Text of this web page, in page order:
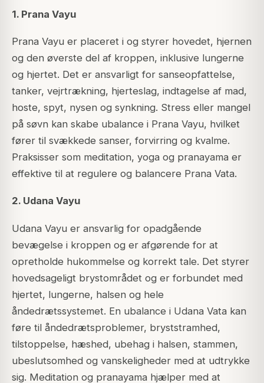
1. Prana Vayu
Prana Vayu er placeret i og styrer hovedet, hjernen
og den øverste del af kroppen, inklusive lungerne
og hjertet. Det er ansvarligt for sanseopfattelse,
tanker, vejrtrækning, hjerteslag, indtagelse af mad,
hoste, spyt, nysen og synkning. Stress eller mangel
på søvn kan skabe ubalance i Prana Vayu, hvilket
fører til svækkede sanser, forvirring og kvalme.
Praksisser som meditation, yoga og pranayama er
effektive til at regulere og balancere Prana Vata.
2. Udana Vayu
Udana Vayu er ansvarlig for opadgående
bevægelse i kroppen og er afgørende for at
opretholde hukommelse og korrekt tale. Det styrer
hovedsageligt brystområdet og er forbundet med
hjertet, lungerne, halsen og hele
åndedrætssystemet. En ubalance i Udana Vata kan
føre til åndedrætsproblemer, bryststramhed,
tilstoppelse, hæshed, ubehag i halsen, stammen,
ubeslutsomhed og vanskeligheder med at udtrykke
sig. Meditation og pranayama hjælper med at